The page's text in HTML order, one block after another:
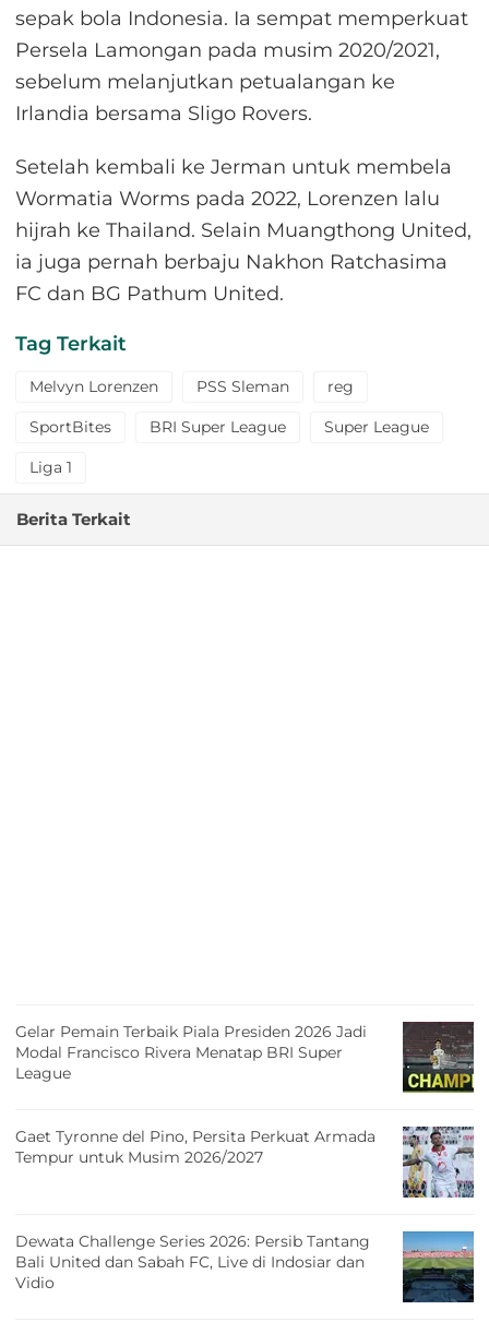
sepak bola Indonesia. Ia sempat memperkuat
Persela Lamongan pada musim 2020/2021,
sebelum melanjutkan petualangan ke
Irlandia bersama Sligo Rovers.
Setelah kembali ke Jerman untuk membela
Wormatia Worms pada 2022, Lorenzen lalu
hijrah ke Thailand. Selain Muangthong United,
ia juga pernah berbaju Nakhon Ratchasima
FC dan BG Pathum United.
Tag Terkait
Melvyn Lorenzen PSS Sleman reg
SportBites BRI Super League Super League
Liga 1
Berita Terkait
Gelar Pemain Terbaik Piala Presiden 2026 Jadi
Modal Francisco Rivera Menatap BRI Super
League
Gaet Tyronne del Pino, Persita Perkuat Armada
Tempur untuk Musim 2026/2027
Dewata Challenge Series 2026: Persib Tantang
Bali United dan Sabah FC, Live di Indosiar dan
Vidio